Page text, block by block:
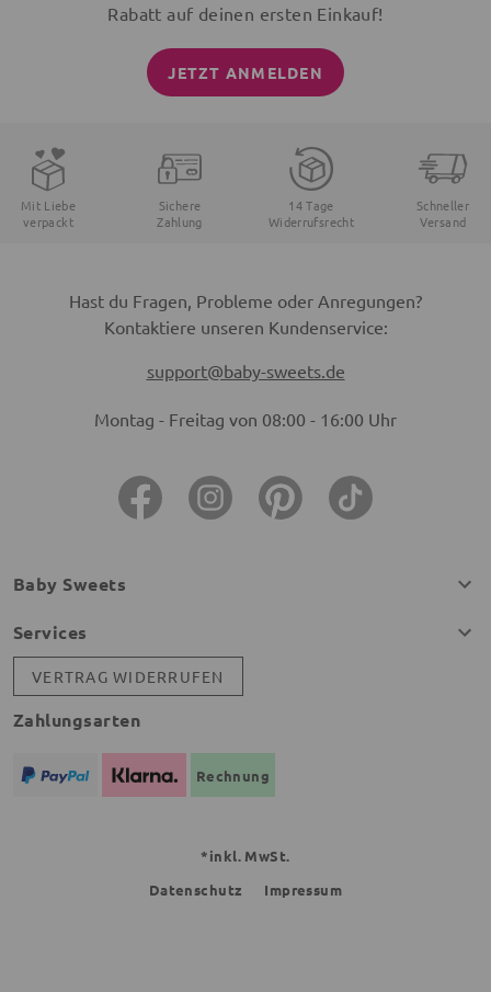
Rabatt auf deinen ersten Einkauf!
JETZT ANMELDEN
Mit Liebe
verpackt
Sichere
Zahlung
14 Tage
Widerrufsrecht
Schneller
Versand
Hast du Fragen, Probleme oder Anregungen?
Kontaktiere unseren Kundenservice:
support@baby-sweets.de
Montag - Freitag von 08:00 - 16:00 Uhr
Baby Sweets
Services
VERTRAG WIDERRUFEN
Zahlungsarten
Rechnung
*inkl. MwSt.
Datenschutz
Impressum